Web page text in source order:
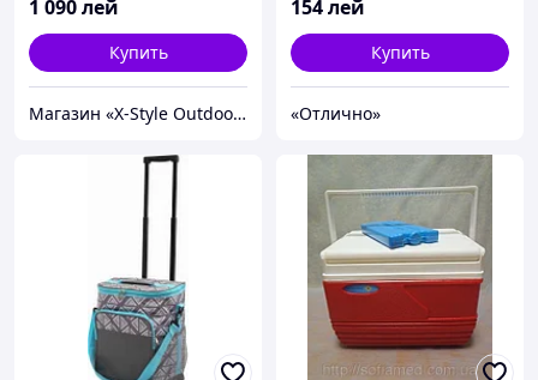
1 090лей
Купить
Магазин «X-Style Outdoor Center»
154лей
Купить
«Отлично»